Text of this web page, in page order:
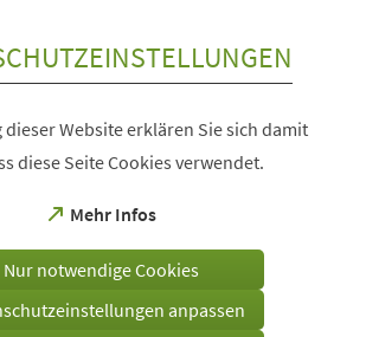
Website erklären Sie sich damit
diese Seite Cookies verwendet.
Mehr Infos
(Öffnet
einem
Tab)
Nur notwendige Cookies
anpassen